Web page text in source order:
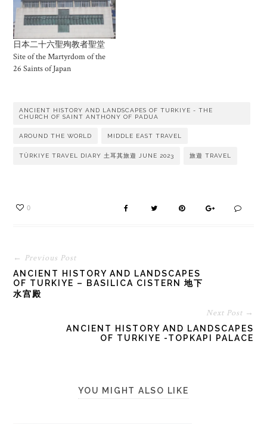
日本二十六聖殉教者聖堂
Site of the Martyrdom of the
26 Saints of Japan
ANCIENT HISTORY AND LANDSCAPES OF TURKIYE - THE
CHURCH OF SAINT ANTHONY OF PADUA
AROUND THE WORLD MIDDLE EAST TRAVEL
TÜRKIYE TRAVEL DIARY 土耳其旅遊 JUNE 2023 旅遊 TRAVEL
0
← Previous Post
ANCIENT HISTORY AND LANDSCAPES
OF TURKIYE – BASILICA CISTERN 地下
水宫殿
Next Post →
ANCIENT HISTORY AND LANDSCAPES
OF TURKIYE -TOPKAPI PALACE
YOU MIGHT ALSO LIKE